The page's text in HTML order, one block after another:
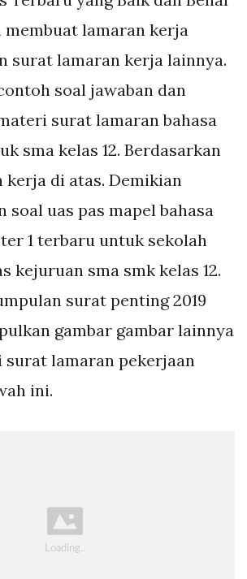
membuat lamaran kerja
surat lamaran kerja lainnya.
soal jawaban dan
surat lamaran bahasa
sma kelas 12. Berdasarkan
kerja di atas. Demikian
soal uas pas mapel bahasa
1 terbaru untuk sekolah
kejuruan sma smk kelas 12.
surat penting 2019
gambar gambar lainnya
lamaran pekerjaan
ini.